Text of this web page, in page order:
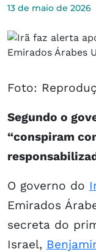
13 de maio de 2026
Foto:
Segundo o
“conspiram
O governo do
Emirados
secreta do
Israel,